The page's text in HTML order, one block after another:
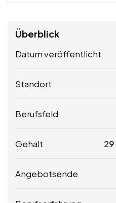
Überblick
Datum veröffentlicht
Standort
Berufsfeld
Gehalt 29
Angebotsende